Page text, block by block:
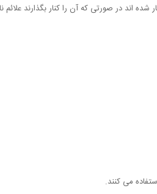
در صورتی که آن را کنار بگذارند علائم
می کنند.